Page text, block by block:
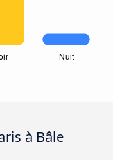
à Bâle